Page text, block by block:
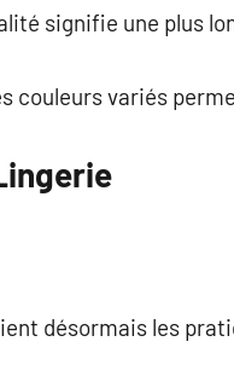
signifie une plus
couleurs variés
désormais les